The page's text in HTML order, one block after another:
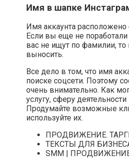
Имя в шапке
Имя аккаунта расположено
Если вы еще не
вас не ищут по фамилии, то
выносить.
Все дело в том, что имя
поиске соцсети. Поэтому
очень внимательно. Как
услугу, сферу
Продумайте возможные
используйте их.
ПРОДВИЖЕНИЕ.
ТЕКСТЫ ДЛЯ
SMM |